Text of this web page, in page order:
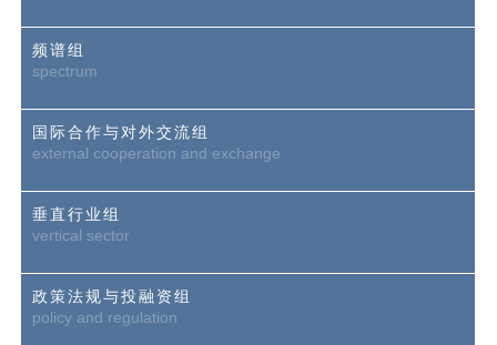
频谱组
spectrum
国际合作与对外交流组
external cooperation and exchange
垂直行业组
vertical sector
政策法规与投融资组
policy and regulation